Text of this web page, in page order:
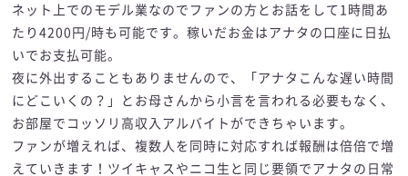
ネット上でのモデル業なのでファンの方とお話をして1時間あ
たり4200円/時も可能です。稼いだお金はアナタの口座に日払
いでお支払可能。
夜に外出することもありませんので、「アナタこんな遅い時間
にどこいくの？」とお母さんから小言を言われる必要もなく、
お部屋でコッソリ高収入アルバイトができちゃいます。
ファンが増えれば、複数人を同時に対応すれば報酬は倍倍で増
えていきます！ツイキャスやニコ生と同じ要領でアナタの日常